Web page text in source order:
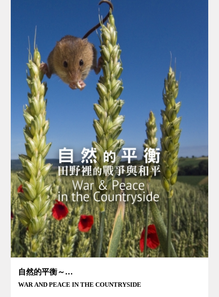
自然的平衡～田野裡的戰爭與和平
WAR AND PEACE IN THE COUNTRYSIDE